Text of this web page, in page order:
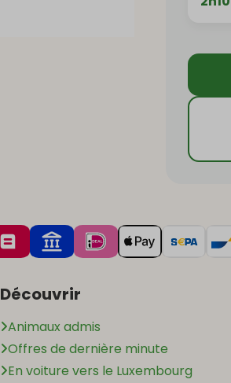
Découvrir
Animaux admis
Offres de dernière minute
En voiture vers le Luxembourg